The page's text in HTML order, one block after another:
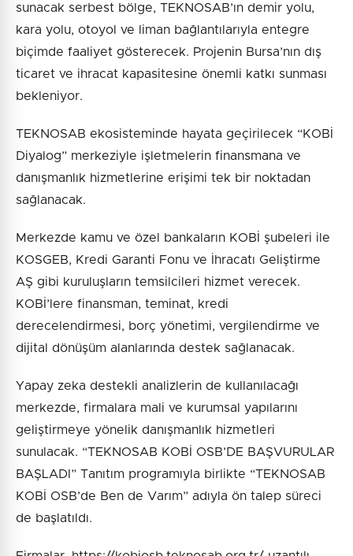
sunacak serbest bölge, TEKNOSAB’ın demir yolu,
kara yolu, otoyol ve liman bağlantılarıyla entegre
biçimde faaliyet gösterecek. Projenin Bursa’nın dış
ticaret ve ihracat kapasitesine önemli katkı sunması
bekleniyor.
TEKNOSAB ekosisteminde hayata geçirilecek “KOBİ
Diyalog” merkeziyle işletmelerin finansmana ve
danışmanlık hizmetlerine erişimi tek bir noktadan
sağlanacak.
Merkezde kamu ve özel bankaların KOBİ şubeleri ile
KOSGEB, Kredi Garanti Fonu ve İhracatı Geliştirme
AŞ gibi kuruluşların temsilcileri hizmet verecek.
KOBİ’lere finansman, teminat, kredi
derecelendirmesi, borç yönetimi, vergilendirme ve
dijital dönüşüm alanlarında destek sağlanacak.
Yapay zeka destekli analizlerin de kullanılacağı
merkezde, firmalara mali ve kurumsal yapılarını
geliştirmeye yönelik danışmanlık hizmetleri
sunulacak. “TEKNOSAB KOBİ OSB’DE BAŞVURULAR
BAŞLADI” Tanıtım programıyla birlikte “TEKNOSAB
KOBİ OSB’de Ben de Varım” adıyla ön talep süreci
de başlatıldı.